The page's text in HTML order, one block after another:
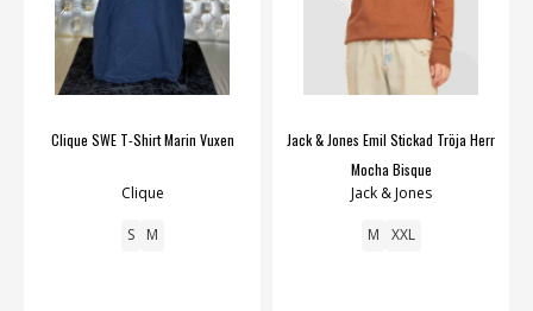
Clique SWE T-Shirt Marin Vuxen
Clique
S M
Jack & Jones Emil Stickad Tröja Herr
Mocha Bisque
Jack & Jones
M XXL